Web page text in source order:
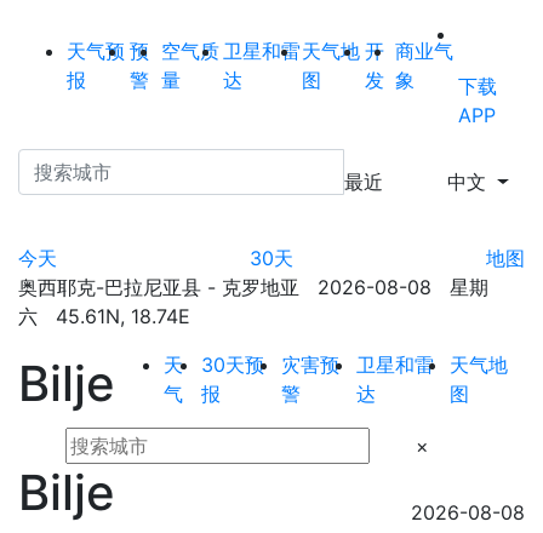
天气预
报
预
警
空气质
量
卫星和雷
达
天气地
图
开
发
商业气
象
下载
APP
最近 中文
今天 30天
地图
奥西耶克-巴拉尼亚县 - 克罗地亚 2026-08-08 星期
六 45.61N, 18.74E
Bilje
天
气
30天预
报
灾害预
警
卫星和雷
达
天气地
图
×
Bilje 2026-08-08